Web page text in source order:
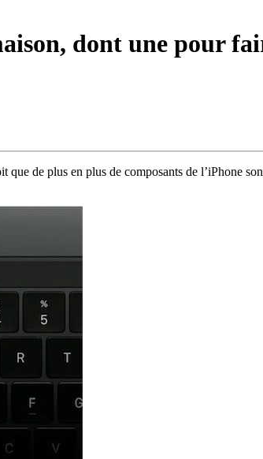
dont une pour
de plus en plus de composants de l’iPhone